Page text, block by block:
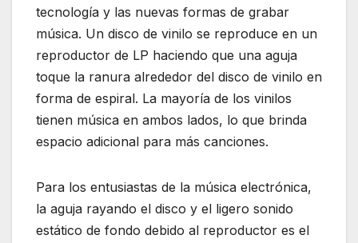
tecnología y las nuevas formas de grabar
música. Un disco de vinilo se reproduce en un
reproductor de LP haciendo que una aguja
toque la ranura alrededor del disco de vinilo en
forma de espiral. La mayoría de los vinilos
tienen música en ambos lados, lo que brinda
espacio adicional para más canciones.
Para los entusiastas de la música electrónica,
la aguja rayando el disco y el ligero sonido
estático de fondo debido al reproductor es el